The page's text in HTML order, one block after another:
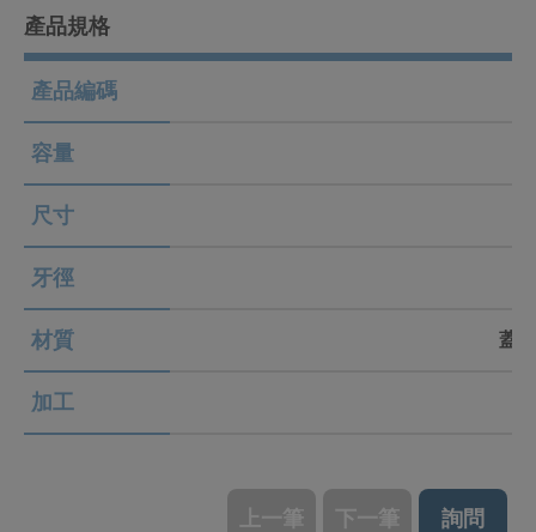
產品規格
產品編碼
容量
尺寸
牙徑
材質 蓋
加工
上一筆 下一筆 詢問